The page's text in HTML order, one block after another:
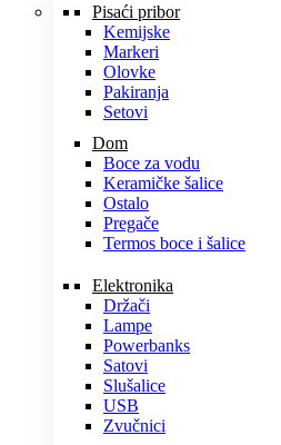
Pisaći pribor
Kemijske
Markeri
Olovke
Pakiranja
Setovi
Dom
Boce za vodu
Keramičke šalice
Ostalo
Pregače
Termos boce i šalice
Elektronika
Držači
Lampe
Powerbanks
Satovi
Slušalice
USB
Zvučnici